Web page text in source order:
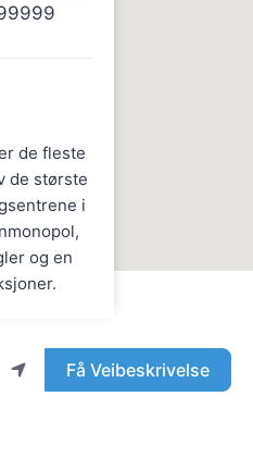
Få Veibeskrivelse
de fleste
de største
i
og en